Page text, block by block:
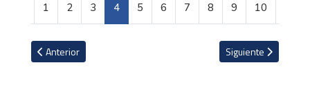
1 2 3 4 5 6 7 8 9 10
Artículo anterior: Conozca el club de golf para millonarios donde
Anterior Artículo siguiente:
Siguiente